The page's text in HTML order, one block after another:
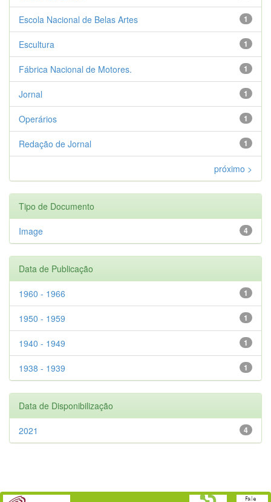
1
Escola Nacional de Belas Artes
1
Escultura
1
Fábrica Nacional de Motores.
1
Jornal
1
Operários
1
Redação de Jornal
próximo >
Tipo de Documento
4
Image
Data de Publicação
1
1960 - 1966
1
1950 - 1959
1
1940 - 1949
1
1938 - 1939
Data de Disponibilização
4
2021